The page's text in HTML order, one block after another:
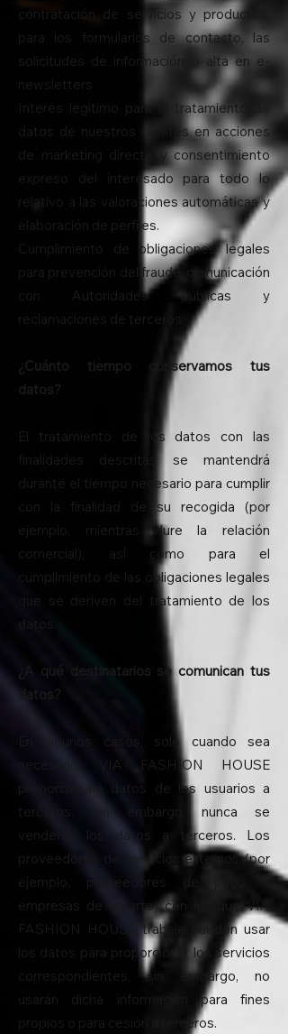
contratación de servicios y productos,
para los formularios de contacto, las
solicitudes de información o alta en e-
newsletters.
Interés legítimo para el tratamiento de
datos de nuestros clientes en acciones
de marketing directo y consentimiento
expreso del interesado para todo lo
relativo a las valoraciones automáticas y
elaboración de perfiles.
Cumplimiento de obligaciones legales
para prevención del fraude, comunicación
con Autoridades públicas y
reclamaciones de terceros.
¿Cuánto tiempo conservamos tus
datos?
El tratamiento de los datos con las
finalidades descritas se mantendrá
durante el tiempo necesario para cumplir
con la finalidad de su recogida (por
ejemplo, mientras dure la relación
comercial), así como para el
cumplimiento de las obligaciones legales
que se deriven del tratamiento de los
¿A qué destinatarios se comunican tus
datos?
En algunos casos, solo cuando sea
necesario, VIA FASHION HOUSE
proporcionará datos de los usuarios a
terceros. Sin embargo, nunca se
venderán los datos a terceros. Los
proveedores de servicios externos (por
ejemplo, proveedores de pago o
empresas de reparto) con los que VIA
FASHION HOUSE trabaje pueden usar
los datos para proporcionar los servicios
correspondientes, sin embargo, no
usarán dicha información para fines
propios o para cesión a terceros.